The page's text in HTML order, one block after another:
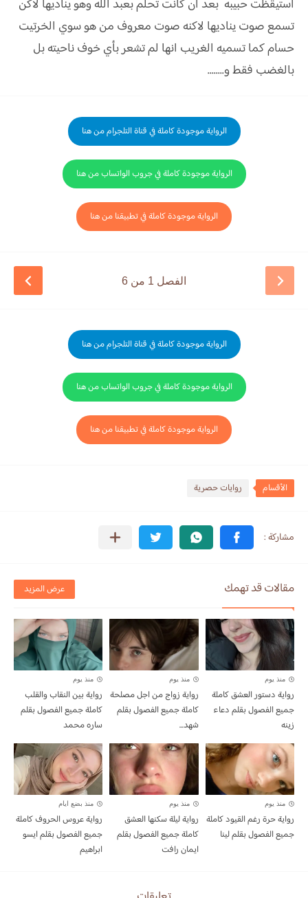
استيقظت حبيبه بعد ان كانت تحلم بعبد الله وهو يناديها لاكن
تسمع صوت يناديها لاكنه صوت معروف من هو سوي الخرتيت
حسام كما تسميه الغريب انها لم تشعر بأي خوف ناحيته بل
بالغضب فقط و........
الرواية موجودة كاملة في قناة التلجرام من هنا
الرواية موجودة كاملة في جروب الواتساب من هنا
الرواية موجودة كاملة في تطبيقنا من هنا
الفصل 1 من 6
الرواية موجودة كاملة في قناة التلجرام من هنا
الرواية موجودة كاملة في جروب الواتساب من هنا
الرواية موجودة كاملة في تطبيقنا من هنا
الأقسام روايات حصرية
مقالات قد تهمك عرض المزيد
منذ يوم
رواية دستور العشق كاملة
جميع الفصول بقلم دعاء
زينه
منذ يوم
رواية زواج من اجل مصلحة
كاملة جميع الفصول بقلم
شهد...
منذ يوم
رواية بين النقاب والقلب
كاملة جميع الفصول بقلم
ساره محمد
منذ يوم
رواية حرة رغم القيود كاملة
جميع الفصول بقلم لينا
منذ يوم
رواية ليلة سكنها العشق
كاملة جميع الفصول بقلم
ايمان رافت
منذ بضع ايام
رواية عروس الحروف كاملة
جميع الفصول بقلم ايسو
ابراهيم